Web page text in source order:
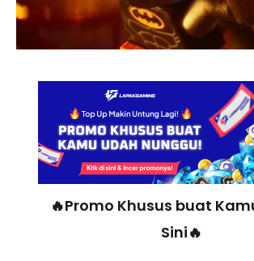
🔥Promo Khusus buat
Sini🔥